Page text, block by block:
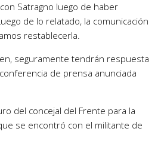
Satragno luego de haber
de lo relatado, la comunicación
restablecerla.
seguramente tendrán respuesta
de prensa anunciada
del concejal del Frente para la
se encontró con el militante de